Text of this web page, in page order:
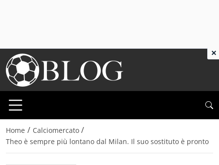
Home / Calciomercato /
Theo è sempre più lontano dal Milan. Il suo sostituto è pronto
×